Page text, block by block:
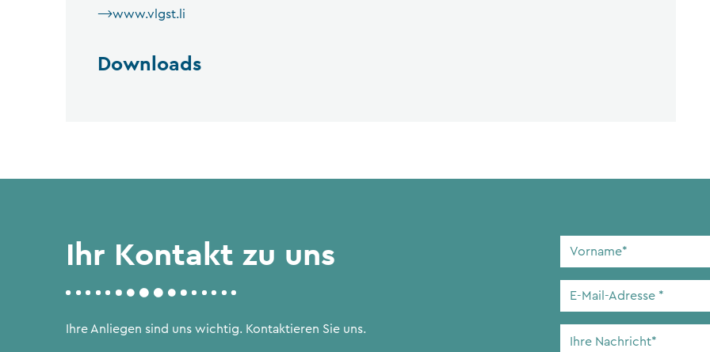
www.vlgst.li
Downloads
Ihr Kontakt zu uns
Ihre Anliegen sind uns wichtig. Kontaktieren Sie uns.
Vorname
E-
Adresse*